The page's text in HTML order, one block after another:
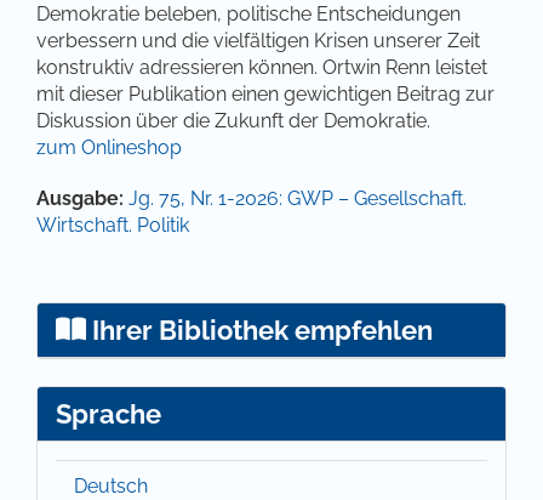
Demokratie beleben, politische Entscheidungen
verbessern und die vielfältigen Krisen unserer Zeit
konstruktiv adressieren können. Ortwin Renn leistet
mit dieser Publikation einen gewichtigen Beitrag zur
Diskussion über die Zukunft der Demokratie.
zum Onlineshop
Artikel-Details
Ausgabe: Jg. 75, Nr. 1-2026: GWP – Gesellschaft.
Wirtschaft. Politik
Ihrer Bibliothek empfehlen
Sprache
Deutsch